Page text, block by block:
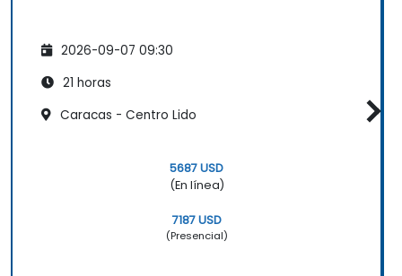
2026-09-07 09:30
21 horas
Caracas - Centro Lido
5687 USD
(En línea)
7187 USD
(Presencial)